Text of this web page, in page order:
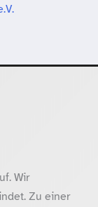
Wir
Zu einer